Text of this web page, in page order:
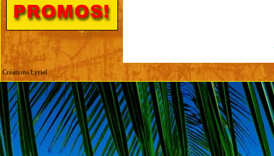
Créations Lyriel